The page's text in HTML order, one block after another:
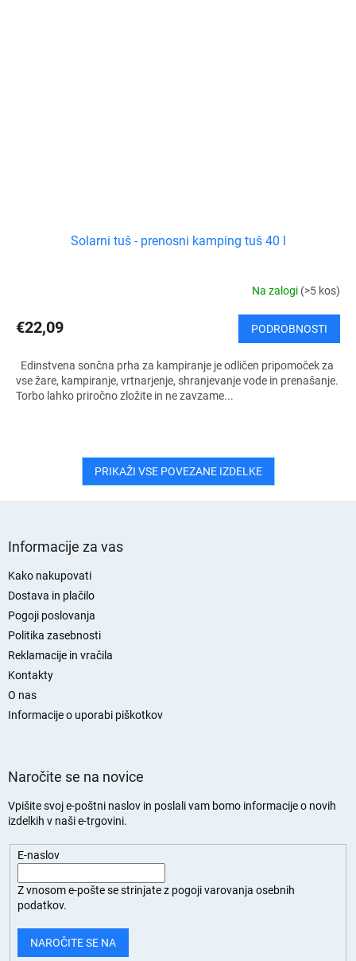
Solarni tuš - prenosni kamping tuš 40 l
Na zalogi (>5 kos)
€22,09 PODROBNOSTI
Edinstvena sončna prha za kampiranje je odličen pripomoček za
vse žare, kampiranje, vrtnarjenje, shranjevanje vode in prenašanje.
Torbo lahko priročno zložite in ne zavzame...
PRIKAŽI VSE POVEZANE IZDELKE
Informacije za vas
Kako nakupovati
Dostava in plačilo
Pogoji poslovanja
Politika zasebnosti
Reklamacije in vračila
Kontakty
O nas
Informacije o uporabi piškotkov
Naročite se na novice
Vpišite svoj e-poštni naslov in poslali vam bomo informacije o novih
izdelkih v naši e-trgovini.
E-naslov
Z vnosom e-pošte se strinjate z pogoji varovanja osebnih
podatkov.
NAROČITE SE NA